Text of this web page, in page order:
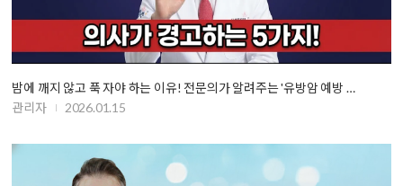
밤에 깨지 않고 푹 자야 하는 이유! 전문의가 알려주는 '유방암 예방 …
관리자
2026.01.15